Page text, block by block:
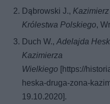
Dąbrowski J.,
Królestwa Polskiego,
Duch W.,Adelajda
Kazimierza
Wielkiego [https://
heska-druga-zona-
19.10.2020].